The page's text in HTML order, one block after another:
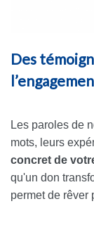
Des
Les paroles de
mots, leurs
concret de
qu'un don
permet de rêver